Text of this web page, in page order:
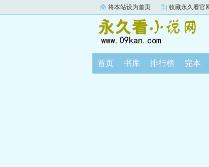
将本站设为首页 收藏永久看官
首页 书库 排行榜 完本